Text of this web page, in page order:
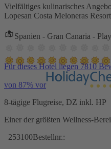
Vielfältiges kulinarisches
Lopesan Costa Meloneras
Spanien - Gran Canaria -
Für dieses Hotel liegen 7810
von 87% vor
8-tägige Flugreise, DZ inkl. HP
Einer der größten Wellness-
253100Bestellnr.: